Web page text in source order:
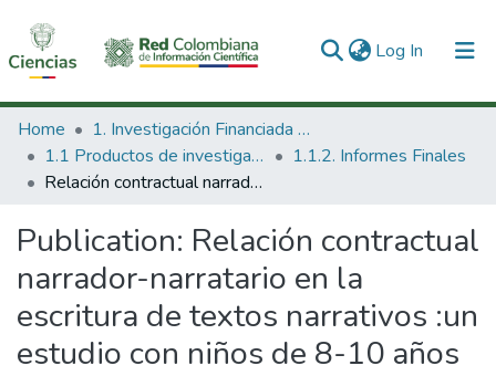
Log In (current)
Communities & Collections
All of DSpace
Home
1. Investigación Financiada con Recursos Públicos
1.1 Productos de investigación
1.1.2. Informes Finales
Relación contractual narrador-narratario en la escritura de textos narrativos :un estudio con niños de 8-10 años
Publication: Relación contractual
narrador-narratario en la
escritura de textos narrativos :un
estudio con niños de 8-10 años